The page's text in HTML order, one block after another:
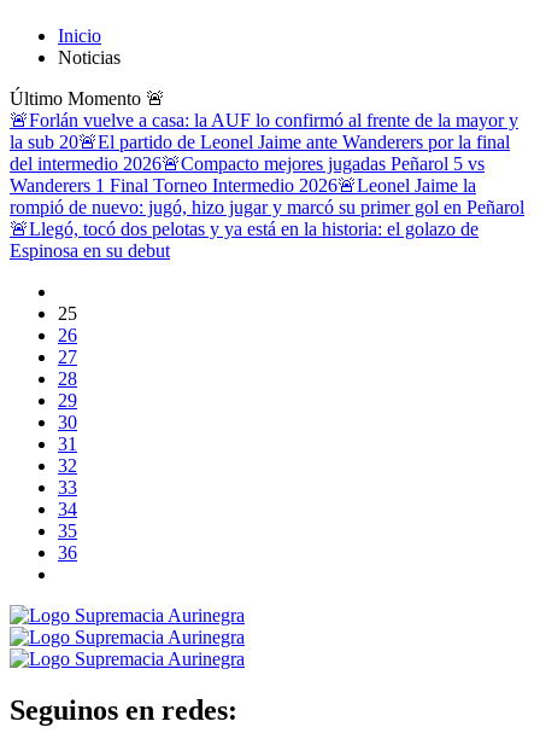
Inicio
Noticias
Último Momento 🚨
🚨Forlán vuelve a casa: la AUF lo confirmó al frente de la mayor y
la sub 20🚨El partido de Leonel Jaime ante Wanderers por la final
del intermedio 2026🚨Compacto mejores jugadas Peñarol 5 vs
Wanderers 1 Final Torneo Intermedio 2026🚨Leonel Jaime la
rompió de nuevo: jugó, hizo jugar y marcó su primer gol en Peñarol
🚨Llegó, tocó dos pelotas y ya está en la historia: el golazo de
Espinosa en su debut
25
26
27
28
29
30
31
32
33
34
35
36
Seguinos en redes: